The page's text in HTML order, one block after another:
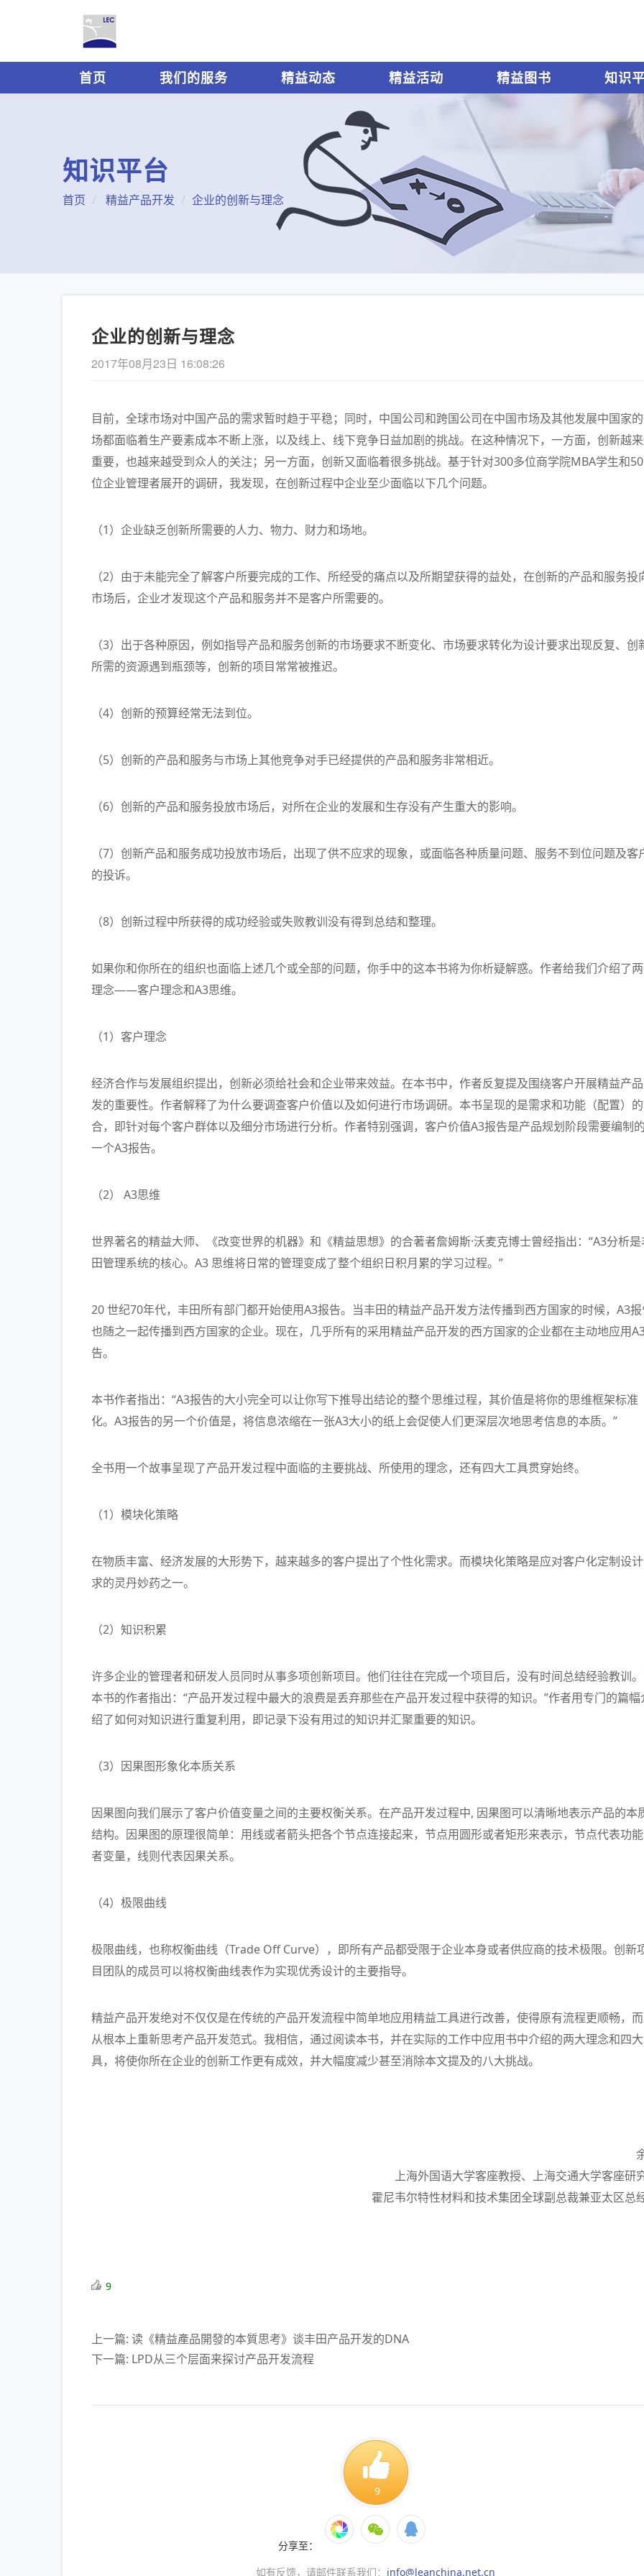
首页 我们的服务 精益动态 精益活动 精益图书 知识
知识平台
首页 精益产品开发 企业的创新与理念
企业的创新与理念
2017年08月23日 16:08:26
目前，全球市场对中国产品的需求暂时趋于平稳；同时，中国公司和跨国公司在中国市场及其他发展中国家
场都面临着生产要素成本不断上涨，以及线上、线下竞争日益加剧的挑战。在这种情况下，一方面，创新越
重要，也越来越受到众人的关注；另一方面，创新又面临着很多挑战。基于针对300多位商学院MBA学生和
位企业管理者展开的调研，我发现，在创新过程中企业至少面临以下几个问题。
（1）企业缺乏创新所需要的人力、物力、财力和场地。
（2）由于未能完全了解客户所要完成的工作、所经受的痛点以及所期望获得的益处，在创新的产品和服务投
市场后，企业才发现这个产品和服务并不是客户所需要的。
（3）出于各种原因，例如指导产品和服务创新的市场要求不断变化、市场要求转化为设计要求出现反复、创
所需的资源遇到瓶颈等，创新的项目常常被推迟。
（4）创新的预算经常无法到位。
（5）创新的产品和服务与市场上其他竞争对手已经提供的产品和服务非常相近。
（6）创新的产品和服务投放市场后，对所在企业的发展和生存没有产生重大的影响。
（7）创新产品和服务成功投放市场后，出现了供不应求的现象，或面临各种质量问题、服务不到位问题及客
的投诉。
（8）创新过程中所获得的成功经验或失败教训没有得到总结和整理。
如果你和你所在的组织也面临上述几个或全部的问题，你手中的这本书将为你析疑解惑。作者给我们介绍了
理念——客户理念和A3思维。
（1）客户理念
经济合作与发展组织提出，创新必须给社会和企业带来效益。在本书中，作者反复提及围绕客户开展精益产
发的重要性。作者解释了为什么要调查客户价值以及如何进行市场调研。本书呈现的是需求和功能（配置）
合，即针对每个客户群体以及细分市场进行分析。作者特别强调，客户价值A3报告是产品规划阶段需要编制
一个A3报告。
（2） A3思维
世界著名的精益大师、《改变世界的机器》和《精益思想》的合著者詹姆斯·沃麦克博士曾经指出：“A3分析是
田管理系统的核心。A3 思维将日常的管理变成了整个组织日积月累的学习过程。”
20 世纪70年代，丰田所有部门都开始使用A3报告。当丰田的精益产品开发方法传播到西方国家的时候，A3
也随之一起传播到西方国家的企业。现在，几乎所有的采用精益产品开发的西方国家的企业都在主动地应用
告。
本书作者指出：“A3报告的大小完全可以让你写下推导出结论的整个思维过程，其价值是将你的思维框架标准
化。A3报告的另一个价值是，将信息浓缩在一张A3大小的纸上会促使人们更深层次地思考信息的本质。”
全书用一个故事呈现了产品开发过程中面临的主要挑战、所使用的理念，还有四大工具贯穿始终。
（1）模块化策略
在物质丰富、经济发展的大形势下，越来越多的客户提出了个性化需求。而模块化策略是应对客户化定制设
求的灵丹妙药之一。
（2）知识积累
许多企业的管理者和研发人员同时从事多项创新项目。他们往往在完成一个项目后，没有时间总结经验教训
本书的作者指出：“产品开发过程中最大的浪费是丢弃那些在产品开发过程中获得的知识。”作者用专门的篇幅
绍了如何对知识进行重复利用，即记录下没有用过的知识并汇聚重要的知识。
（3）因果图形象化本质关系
因果图向我们展示了客户价值变量之间的主要权衡关系。在产品开发过程中, 因果图可以清晰地表示产品的本
结构。因果图的原理很简单：用线或者箭头把各个节点连接起来，节点用圆形或者矩形来表示，节点代表功
者变量，线则代表因果关系。
（4）极限曲线
极限曲线，也称权衡曲线（Trade Off Curve），即所有产品都受限于企业本身或者供应商的技术极限。创新
目团队的成员可以将权衡曲线表作为实现优秀设计的主要指导。
精益产品开发绝对不仅仅是在传统的产品开发流程中简单地应用精益工具进行改善，使得原有流程更顺畅，
从根本上重新思考产品开发范式。我相信，通过阅读本书，并在实际的工作中应用书中介绍的两大理念和四
具，将使你所在企业的创新工作更有成效，并大幅度减少甚至消除本文提及的八大挑战。
上海外国语大学客座教授、上海交通大学客座研
霍尼韦尔特性材料和技术集团全球副总裁兼亚太区总
9
上一篇: 读《精益產品開發的本質思考》谈丰田产品开发的DNA
下一篇: LPD从三个层面来探讨产品开发流程
9
分享至：
如有反馈，请邮件联系我们： info@leanchina.net.cn
《长安的荔枝》– 精益管理
的解读
【新书推荐】丰田模式的14
项管理原则